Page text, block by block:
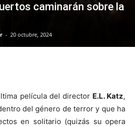
caminarán sobre la
- 20 octubre, 2024
película del director E.L. Katz,
del género de terror y que ha
en solitario (quizás su opera